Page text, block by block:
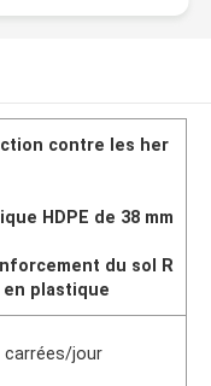
contre les her
HDPE de 38 mm
du sol R
plastique
carrées/jour